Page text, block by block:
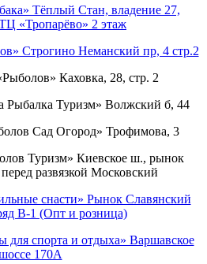
Тёплый Стан, владение 27,
«Тропарёво» 2 этаж
Строгино Неманский пр, 4 стр.2
Каховка, 28, стр. 2
Рыбалка Туризм» Волжский б, 44
Сад Огород» Трофимова, 3
Туризм» Киевское ш., рынок
развязкой Московский
снасти» Рынок Славянский
B-1 (Опт и розница)
для спорта и отдыха» Варшавское
170А